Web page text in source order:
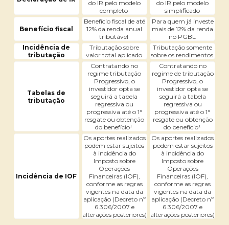
do IR pelo modelo
completo
do IR pelo modelo
simplificado
Benefício fiscal
Benefício fiscal de até
12% da renda anual
tributável
Para quem já investe
mais de 12% da renda
no PGBL
Incidência de
tributação
Tributação sobre
valor total aplicado
Tributação somente
sobre os rendimentos
Tabelas de
tributação
Contratando no
regime tributação
Progressivo, o
investidor opta se
seguirá a tabela
regressiva ou
progressiva até o 1°
resgate ou obtenção
do benefício¹
Contratando no
regime de tributação
Progressivo, o
investidor opta se
seguirá a tabela
regressiva ou
progressiva até o 1°
resgate ou obtenção
do benefício¹
Incidência de IOF
Os aportes realizados
podem estar sujeitos
à incidência do
Imposto sobre
Operações
Financeiras (IOF),
conforme as regras
vigentes na data da
aplicação (Decreto nº
6.306/2007 e
alterações posteriores)
Os aportes realizados
podem estar sujeitos
à incidência do
Imposto sobre
Operações
Financeiras (IOF),
conforme as regras
vigentes na data da
aplicação (Decreto nº
6.306/2007 e
alterações posteriores)